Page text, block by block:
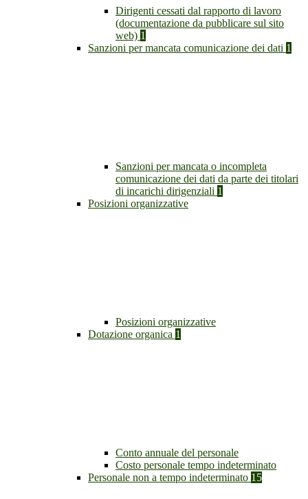
Dirigenti cessati dal rapporto di lavoro
(documentazione da pubblicare sul sito
web) 1
Sanzioni per mancata comunicazione dei dati 1
Sanzioni per mancata o incompleta
comunicazione dei dati da parte dei titolari
di incarichi dirigenziali 1
Posizioni organizzative
Posizioni organizzative
Dotazione organica 1
Conto annuale del personale
Costo personale tempo indeterminato
Personale non a tempo indeterminato 15